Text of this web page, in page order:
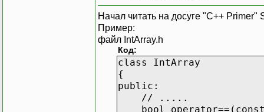
Начал читать на досуге "C++
Пример:
файл IntArray.h
Код:
class IntArray
{
public:
// .....
bool